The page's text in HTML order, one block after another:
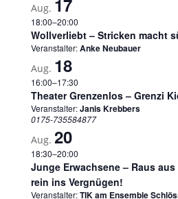
Aug. 17
18:00–20:00
Wollverliebt – Stricken macht
Veranstalter:Anke Neubauer
Aug. 18
16:00–17:30
Theater Grenzenlos – Grenzi
Veranstalter:Janis Krebbers
0175-735584877
Aug. 20
18:30–20:00
Junge Erwachsene – Raus
rein ins Vergnügen!
Veranstalter:TIK am Ensemble